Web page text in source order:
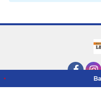
Facebook
Bangkitkan